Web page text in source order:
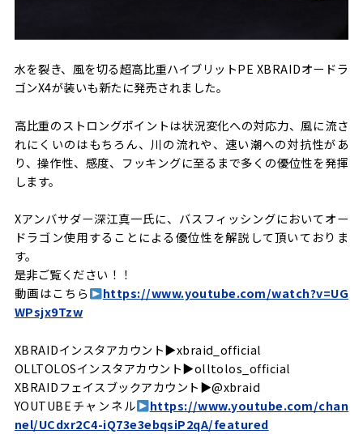
水を裂き、風を切る超高比重ハイブリットPE XBRAIDオードラ
ゴンX4が装いも新たに発売されました。
高比重のストロングポイントは状況変化への対応力、風に流さ
れにくいのはもちろん、川の流れや、速い潮への対抗性があ
り、操作性、感度、フッキングに至るまで多くの優位性を発揮
します。
Xアンバサダー深江真一氏に、バスフィッシングにおいてオー
ドラゴン使用することによる優位性を解説して頂いておりま
す。
是非ご覧ください！！
動画はこちら
https://www.youtube.com/watch?v=UG
WPsjx9Tzw
XBRAIDインスタアカウント▶︎xbraid_official
OLLTOLOSインスタアカウント▶︎olltolos_official
XBRAIDフェイスブックアカウント▶︎@xbraid
YOUTUBEチャンネル
https://www.youtube.com/chan
nel/UCdxr2C4-iQ73e3ebqsiP2qA/featured